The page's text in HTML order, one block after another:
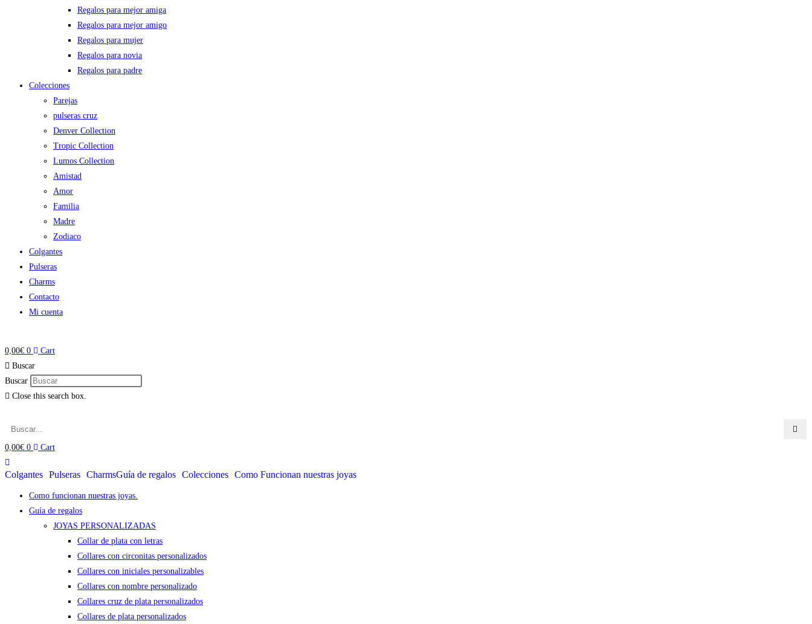
Regalos para mejor amiga
Regalos para mejor amigo
Regalos para mujer
Regalos para novia
Regalos para padre
Colecciones
Parejas
pulseras cruz
Denver Collection
Tropic Collection
Lumos Collection
Amistad
Amor
Familia
Madre
Zodiaco
Colgantes
Pulseras
Charms
Contacto
Mi cuenta
0,00€ 0
Cart
Buscar
Buscar
Close this search box.
0,00€ 0 Cart
Colgantes Pulseras CharmsGuía de regalos Colecciones Como Funcionan nuestras joyas
Como funcionan nuestras joyas.
Guía de regalos
JOYAS PERSONALIZADAS
Collar de plata con letras
Collares con circonitas personalizados
Collares con iniciales personalizables
Collares con nombre personalizado
Collares cruz de plata personalizados
Collares de plata personalizados